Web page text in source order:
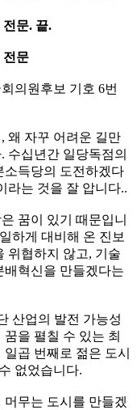
문. 끝.
전문
의원후보 기호 6번
왜 자꾸 어려운 길만
수십년간 일당독점의
소득당의 도전하겠다
라는 것을 잘 압니다..
꿈이 있기 때문입니
하게 대비해 온 진보
위협하지 않고, 기술
배혁신을 만들겠다는
산업의 발전 가능성
을 펼칠 수 있는 최
곱 번째로 젊은 도시
없었습니다.
무는 도시를 만들겠